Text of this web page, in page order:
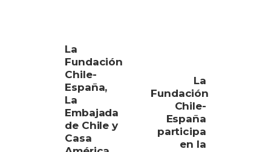
La
Fundación
Chile-
España,
La
Embajada
de Chile y
Casa
La
Fundación
Chile-
España
participa
en la